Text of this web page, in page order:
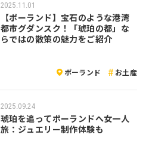
2025.11.01
【ポーランド】宝石のような港湾
都市グダンスク！「琥珀の都」な
らではの散策の魅力をご紹介
ポーランド お土産
2025.09.24
琥珀を追ってポーランドへ女一人
旅：ジュエリー制作体験も